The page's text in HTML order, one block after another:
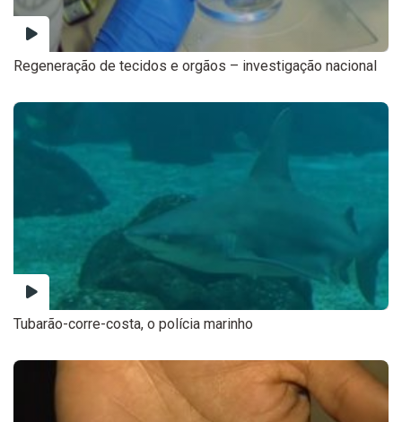
Regeneração de tecidos e orgãos – investigação nacional
Tubarão-corre-costa, o polícia marinho